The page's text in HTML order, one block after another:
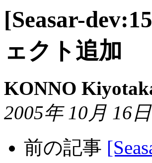
[Seasar-
ェクト追加
KONNO
2005年 10月 16
前の記事